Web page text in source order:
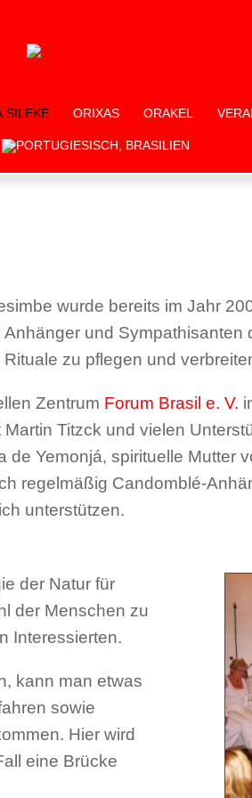
SILEKÉ ORIXAS ORAKEL
wurde bereits im Jahr
und
zu pflegen und
Zentrum Forum Brasil e. V.
Titzck und vielen
Yemonjá, spirituelle Mutter
regelmäßig Candomblé-
unterstützen.
der Natur für
der Menschen zu
Interessierten.
kann man etwas
sowie
Hier wird
eine Brücke